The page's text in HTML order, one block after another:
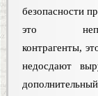
безопасности
это
контрагенты,
недосдают